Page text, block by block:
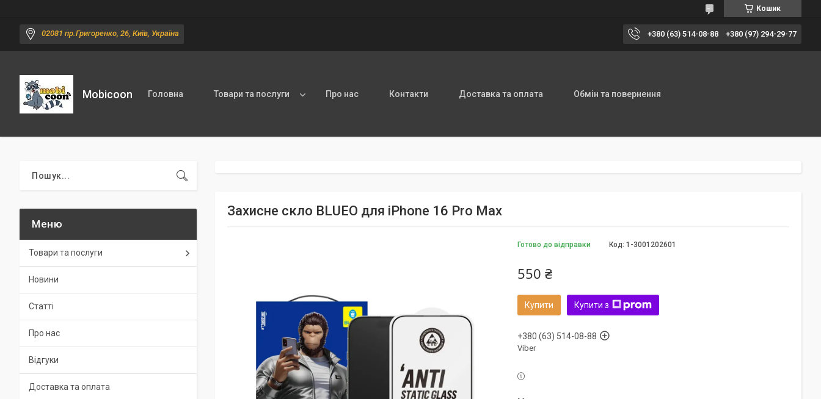
Кошик
02081 пр.Григоренко, 26, Київ, Україна +380 (63) 514-08-88 +380 (97) 294-29-77
Mobicoon Головна Товари та послуги Про нас Контакти Доставка та оплата Обмін та повернення
Захисне скло BLUEO для iPhone 16 Pro Max
Готово до відправки Код: 1-3001202601
550 ₴
Купити Купити з
+380 (63) 514-08-88
Viber
Товари та послуги
Новини
Статті
Про нас
Відгуки
Доставка та оплата